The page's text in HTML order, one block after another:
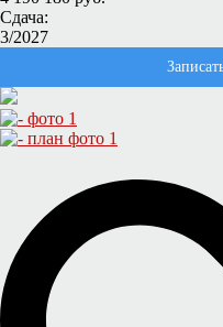
Сдача:
3/2027